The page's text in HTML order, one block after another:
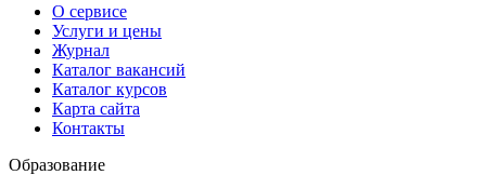
О сервисе
Услуги и цены
Журнал
Каталог вакансий
Каталог курсов
Карта сайта
Контакты
Образование